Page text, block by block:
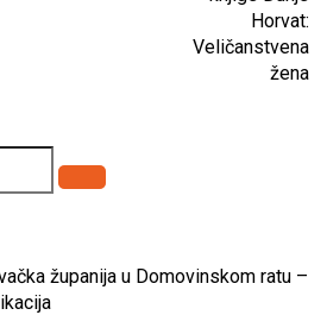
Horvat:
Veličanstvena
žena
Pretraži
županija u Domovinskom ratu –